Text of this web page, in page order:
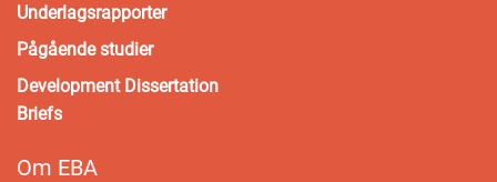
Underlagsrapporter
Pågående studier
Development Dissertation
Briefs
Om EBA